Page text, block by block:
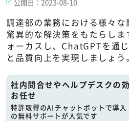
公開日：2023-08-10
調達部の業務における様々
驚異的な解決策をもたらしま
ォーカスし、ChatGPTを通
と品質向上を実現しましょう。
社内問合せやヘルプデスクの
お任せ
特許取得のAIチャットボットで導
の無料サポートが人気です